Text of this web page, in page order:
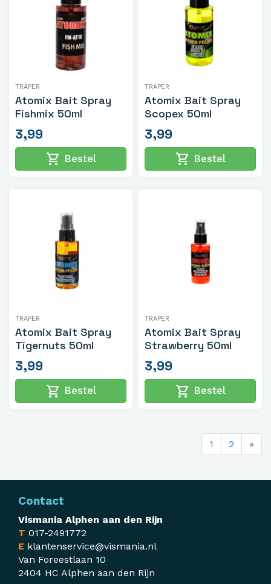
TRAPER
Atomix Bait Spray
Fishmix 50ml
3,99
shopping_cart Bestel
TRAPER
Atomix Bait Spray
Scopex 50ml
3,99
shopping_cart Bestel
TRAPER
Atomix Bait Spray
Tigernuts 50ml
3,99
shopping_cart Bestel
TRAPER
Atomix Bait Spray
Strawberry 50ml
3,99
shopping_cart Bestel
1 2 »
Contact
Vismania Alphen aan den Rijn
T 017-2491772
E klantenservice@vismania.nl
Van Foreestlaan 10
2404 HC Alphen aan den Rijn